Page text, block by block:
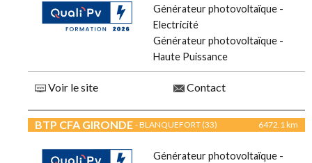
Générateur photovoltaïque -
Electricité
Générateur photovoltaïque -
Haute Puissance
Voir le site Contact
BTP CFA GIRONDE - BLANQUEFORT (33) 6472.1 km
Générateur photovoltaïque -